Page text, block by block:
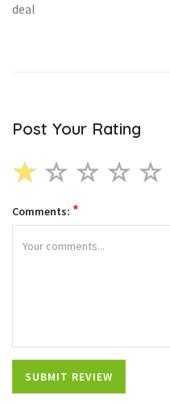
deal
Post Your Rating
Comments: *